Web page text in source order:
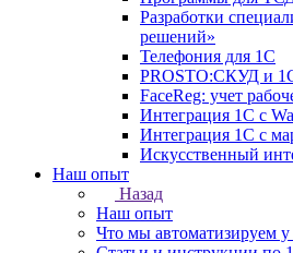
Разработки
решений»
Телефония для 1С
PROSTO:СКУД и
FaceReg: учет
Интеграция 1С с
Интеграция 1С с
Искусственный
Наш опыт
Назад
Наш опыт
Что мы автоматизируем у